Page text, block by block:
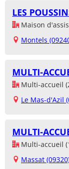
LES
Maison
Montels
MULTI-
Multi-accueil
Le Mas-d'Azil
MULTI-
Multi-accueil
Massat